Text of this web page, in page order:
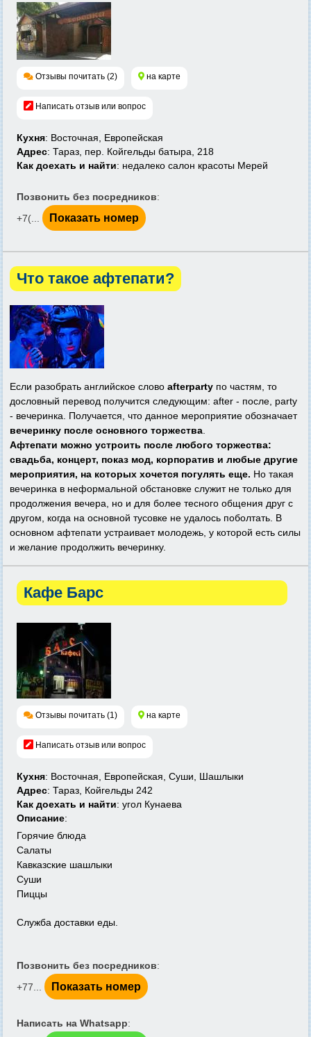
Отзывы почитать (2) на карте
Написать отзыв или вопрос
Кухня: Восточная, Европейская
Адрес: Тараз, пер. Койгельды батыра, 218
Как доехать и найти: недалеко салон красоты Мерей
Позвонить без посредников:
+7(...
Показать номер
Что такое афтепати?
Если разобрать английское слово afterparty по частям, то
дословный перевод получится следующим: after - после, party
- вечеринка. Получается, что данное мероприятие обозначает
вечеринку после основного торжества
Афтепати можно устроить после любого торжества:
свадьба, концерт, показ мод, корпоратив и любые другие
мероприятия, на которых хочется погулять еще. Но такая
вечеринка в неформальной обстановке служит не только для
продолжения вечера, но и для более тесного общения друг с
другом, когда на основной тусовке не удалось поболтать. В
основном афтепати устраивает молодежь, у которой есть силы
и желание продолжить вечеринку.
Кафе Барс
Отзывы почитать (1) на карте
Написать отзыв или вопрос
Кухня: Восточная, Европейская, Суши, Шашлыки
Адрес: Тараз, Койгельды 242
Как доехать и найти: угол Кунаева
Описание:
Горячие блюда
Салаты
Кавказские шашлыки
Суши
Пиццы
Служба доставки еды.
Позвонить без посредников:
+77...
Показать номер
Написать на Whatsapp: